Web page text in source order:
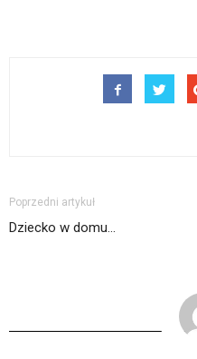
Poprzedni artykuł
Dziecko w domu…